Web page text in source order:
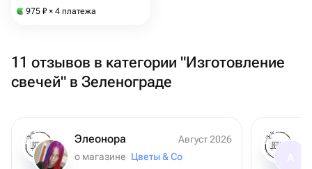
975 ₽ × 4 платежа
11 отзывов в категории "Изготовление
свечей" в Зеленограде
Элеонора
Август 2026
о магазине Цветы & Co